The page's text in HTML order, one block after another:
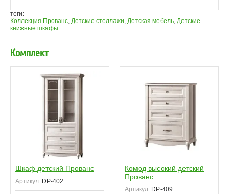
теги:
Коллекция Прованс, Детские стеллажи, Детская мебель, Детские
книжные шкафы
Комплект
Шкаф детский Прованс
Артикул: DP-402
Комод высокий детский
Прованс
Артикул: DP-409